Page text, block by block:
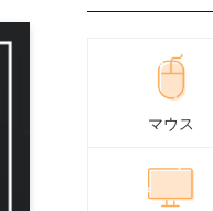
マウス